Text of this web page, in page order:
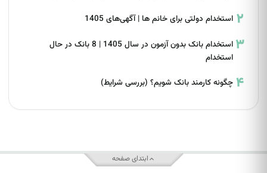
استخدام دولتی برای خانم ها | آگهی‌های 1405
استخدام بانک بدون آزمون در سال 1405 | 8 بانک در حال
استخدام
چگونه کارمند بانک شویم؟ (بررسی شرایط)
ابتدای صفحه